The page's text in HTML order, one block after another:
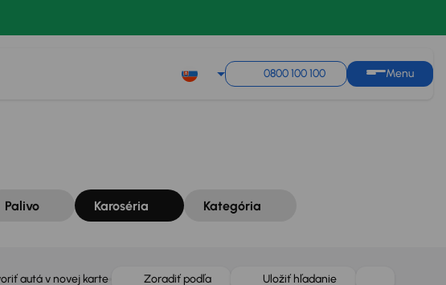
0800 100 100 Menu
Palivo Karoséria Kategória
autá v novej karte Zoradiť podľa Uložiť hľadanie
Zlacnené o 500 €